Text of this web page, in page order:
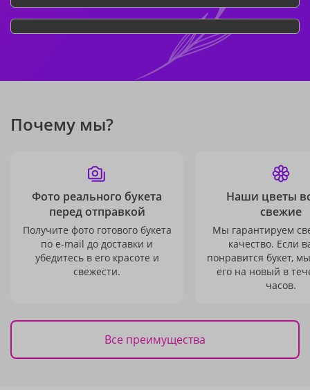
Почему мы?
Фото реального букета
перед отправкой
Получите фото готового букета
по e-mail до доставки и
убедитесь в его красоте и
свежести.
Наши цветы
свежие
Мы гарантируем
качество. Если
понравится букет,
его на новый в
часов.
Все преимущества